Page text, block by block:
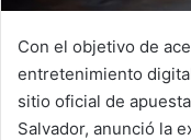
Con el objetivo de
entretenimiento
sitio oficial de
Salvador, anunció la